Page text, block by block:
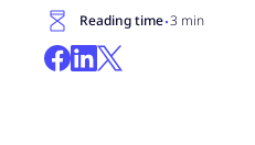
Reading time·3 min